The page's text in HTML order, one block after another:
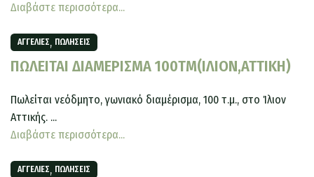
Διαβάστε περισσότερα...
ΑΓΓΕΛΊΕΣ, ΠΩΛΉΣΕΙΣ
ΠΩΛΕΙΤΑΙ ΔΙΑΜΕΡΙΣΜΑ 100ΤΜ(ΙΛΙΟΝ,ΑΤΤΙΚΗ)
Πωλείται νεόδμητο, γωνιακό διαμέρισμα, 100 τ.μ., στο Ίλιον
Αττικής. ...
Διαβάστε περισσότερα...
ΑΓΓΕΛΊΕΣ, ΠΩΛΉΣΕΙΣ